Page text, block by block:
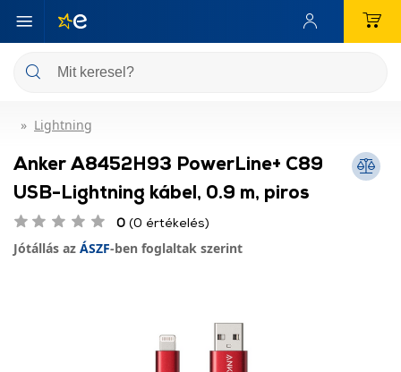
Lightning
Anker A8452H93 PowerLine+ C89
USB-Lightning kábel, 0.9 m, piros
0 (0 értékelés)
Jótállás az ÁSZF-ben foglaltak szerint